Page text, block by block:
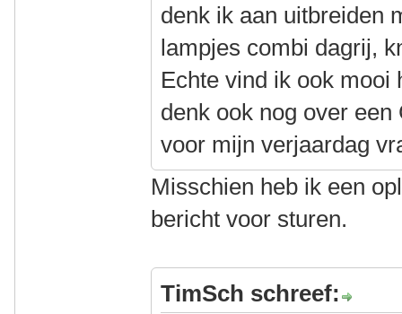
denk ik aan uitbreiden
lampjes combi dagrij,
Echte vind ik ook mooi
denk ook nog over
voor mijn verjaardag
Misschien heb ik een
bericht voor sturen.
TimSch schreef: